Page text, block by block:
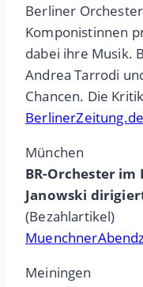
Berliner
Komponistinnen
dabei ihre Musik.
Andrea Tarrodi
Chancen. Die
BerlinerZeitung.de
München
BR-Orchester
Janowski
(Bezahlartikel)
Meiningen